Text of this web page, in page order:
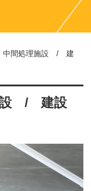
中間処理施設 / 建
設 / 建設